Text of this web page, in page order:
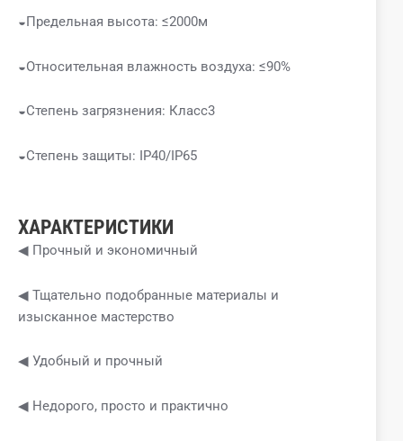
◒Предельная высота: ≤2000м
◒Относительная влажность воздуха: ≤90%
◒Степень загрязнения: Класс3
◒Степень защиты: IP40/IP65
ХАРАКТЕРИСТИКИ
◀ Прочный и экономичный
◀ Тщательно подобранные материалы и
изысканное мастерство
◀ Удобный и прочный
◀ Недорого, просто и практично